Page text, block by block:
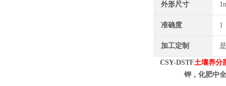
外形尺寸
准确度 1
加工定制 是
CSY-DSTF土壤养分
钾，化肥中